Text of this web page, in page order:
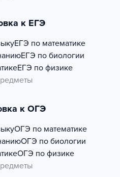
к ЕГЭ
ЕГЭ по математике
ЕГЭ по биологии
ЕГЭ по физике
к ОГЭ
ОГЭ по математике
ОГЭ по биологии
ОГЭ по физике